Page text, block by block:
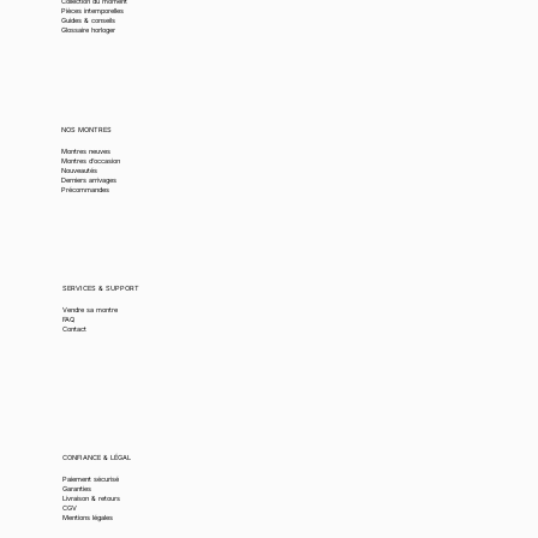
Pièces intemporelles
Guides & conseils
Glossaire horloger
NOS MONTRES
Montres neuves
Montres d’occasion
Nouveautés
Derniers arrivages
Précommandes
SERVICES & SUPPORT
Vendre sa montre
FAQ
Contact
CONFIANCE & LÉGAL
Paiement sécurisé
Garanties
Livraison & retours
CGV
Mentions légales